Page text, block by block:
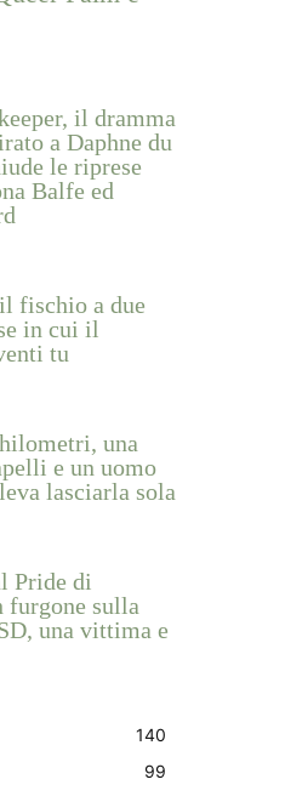
il dramma
a Daphne du
le riprese
Balfe ed
fischio a due
in cui il
tu
una
e un uomo
lasciarla sola
Pride di
furgone sulla
una vittima e
140
99